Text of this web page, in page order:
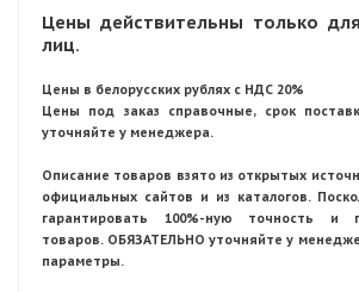
Цены действительны только
лиц.
Цены в белорусских рублях с НДС 20%
Цены под заказ справочные, срок
уточняйте у менеджера.
Описание товаров взято из открытых
официальных сайтов и из каталогов.
гарантировать 100%-ную точность и
товаров. ОБЯЗАТЕЛЬНО уточняйте у
параметры.